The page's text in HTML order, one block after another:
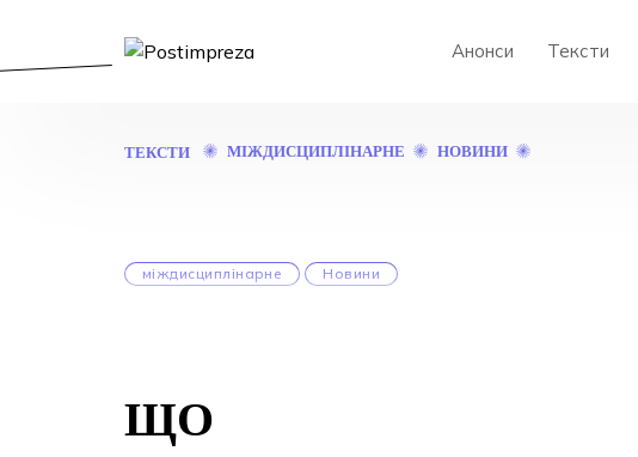
Анонси Тексти
ТЕКСТИ МІЖДИСЦИПЛІНАРНЕ НОВИНИ
міждисциплінарне Новини
ЩО